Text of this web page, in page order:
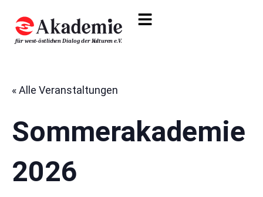
« Alle Veranstaltungen
Sommerakademie
2026